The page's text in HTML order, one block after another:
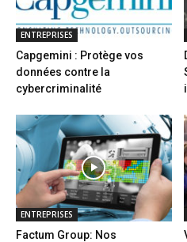
ENTREPRISES
Capgemini : Protège vos
données contre la
cybercriminalité
ENTREPRISES
Factum Group: Nos